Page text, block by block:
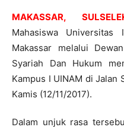
MAKASSAR,
Mahasiswa
Makassar melalui
Syariah Dan Hukum
Kampus I UINAM di Jalan
Kamis (12/11/2017).
Dalam unjuk rasa